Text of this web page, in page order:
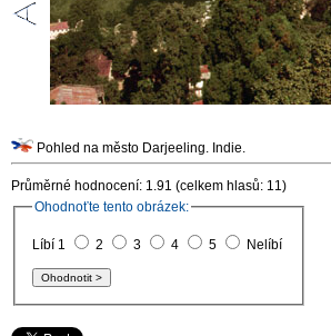
Pohled na město Darjeeling. Indie.
Průměrné hodnocení: 1.91 (celkem hlasů: 11)
Ohodnoťte tento obrázek:
Líbí 1 2 3 4 5 Nelíbí